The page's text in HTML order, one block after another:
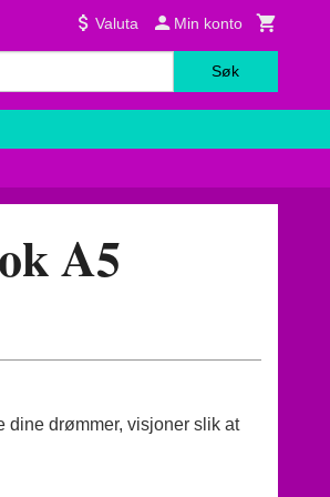
Valuta Min konto
Søk
A5
dine drømmer, visjoner slik at